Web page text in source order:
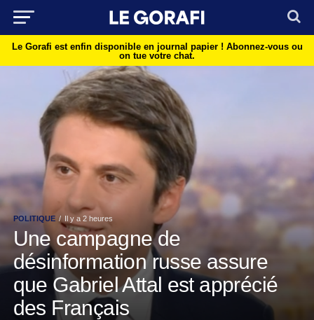
Le Gorafi est enfin disponible en journal papier ! Abonnez-vous ou
on tue votre chat.
POLITIQUE Il y a 2 heures
Une campagne de
désinformation russe assure
que Gabriel Attal est apprécié
des Français